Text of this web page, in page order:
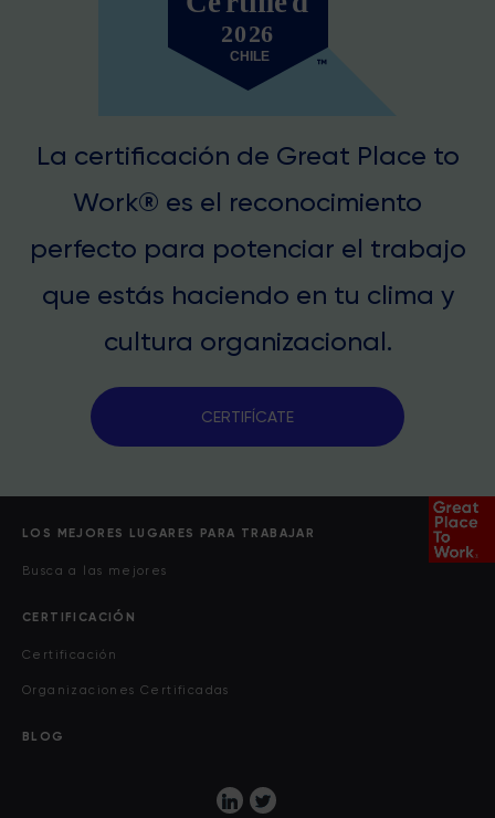
La certificación de Great Place to
Work® es el reconocimiento
perfecto para potenciar el trabajo
que estás haciendo en tu clima y
cultura organizacional.
CERTIFÍCATE
LOS MEJORES LUGARES PARA TRABAJAR
Busca a las mejores
CERTIFICACIÓN
Certificación
Organizaciones Certificadas
BLOG